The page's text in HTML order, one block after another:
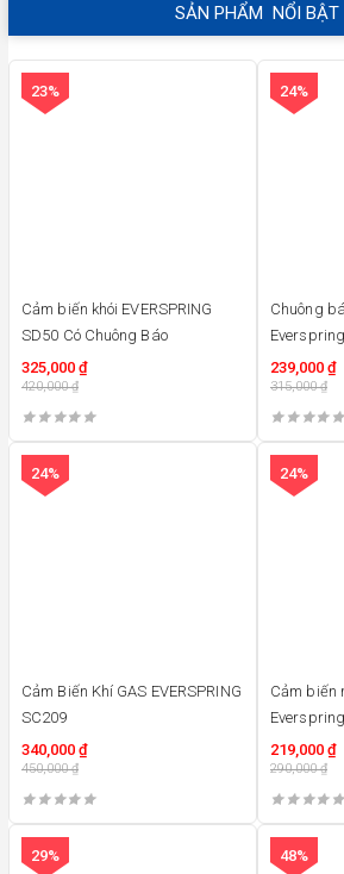
SẢN PHẨM NỔI BẬT
23%
Cảm biến khói EVERSPRING
SD50 Có Chuông Báo
325,000 ₫
420,000₫
24%
Chuông
thông minh
239,000 ₫
315,000₫
24%
Cảm Biến Khí GAS EVERSPRING
SC209
340,000 ₫
450,000₫
24%
Cảm biến
219,000 ₫
290,000₫
29% 48%